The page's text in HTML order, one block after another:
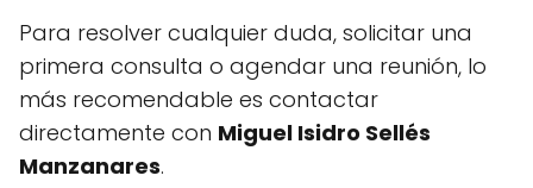
Para resolver cualquier duda, solicitar una
primera consulta o agendar una reunión, lo
más recomendable es contactar
directamente con Miguel Isidro Sellés
Manzanares.